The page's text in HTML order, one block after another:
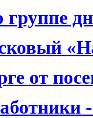
группе
от